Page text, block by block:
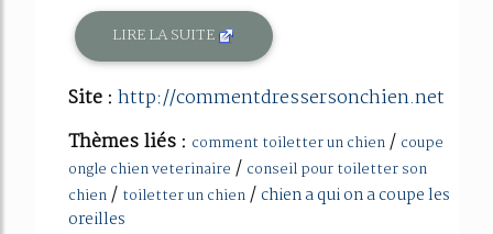
LIRE LA SUITE
Site : http://commentdressersonchien.net
Thèmes liés : comment toiletter un chien/ coupe
ongle chien veterinaire / conseil pour toiletter son
chien/ toiletter un chien/ chien a qui on a coupe les
oreilles